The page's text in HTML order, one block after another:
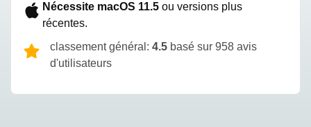
Nécessite macOS 11.5ou versions plus
récentes.
classement général: 4.5 basé sur 958 avis
d'utilisateurs